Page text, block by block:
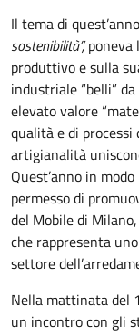
Il tema di
sostenibilità”,poneva
produttivo e sulla
industriale “belli”
elevato valore
qualità e di
artigianalità
Quest’anno in
permesso di
del Mobile di
che rappresenta
settore
Nella mattinata del
un incontro con gli